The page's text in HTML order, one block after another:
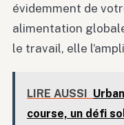
évidemment de
alimentation
le travail, elle
LIRE AUSSI
course, un défi